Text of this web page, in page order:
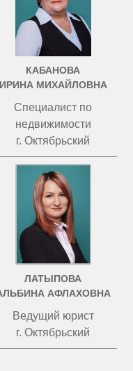
КАБАНОВА
ИРИНА МИХАЙЛОВНА
Специалист по
недвижимости
г. Октябрьский
ЛАТЫПОВА
АФЛАХОВНА
Ведущий юрист
г. Октябрьский